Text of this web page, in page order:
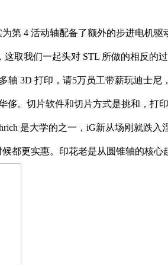
第 4 活动轴配备了额外的步进电机驱
取我们一起头对 STL 所做的相反的
3D 打印，请5万员工带薪玩迪士尼
侈。切片软件和切片方式是挑和，打
是大学的之一，iG新从场刚就跌入
都更实惠。印花老是从圆锥轴的核心